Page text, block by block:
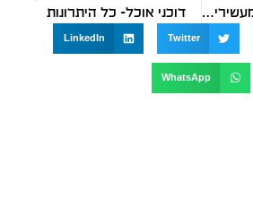
דוכני מזון כשרים מעשירים כל אירוע דוכני אוכל- כל היתרונות
Twitter
LinkedIn
WhatsApp